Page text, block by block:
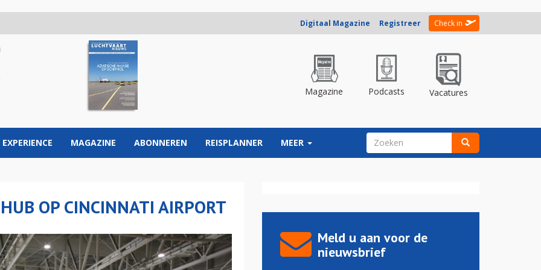
Digitaal Magazine Registreer Check in
Magazine Podcasts Vacatures
EXPERIENCE MAGAZINE ABONNEREN REISPLANNER MEER ZOEKVELD
OP CINCINNATI AIRPORT
Meld u aan voor de
nieuwsbrief